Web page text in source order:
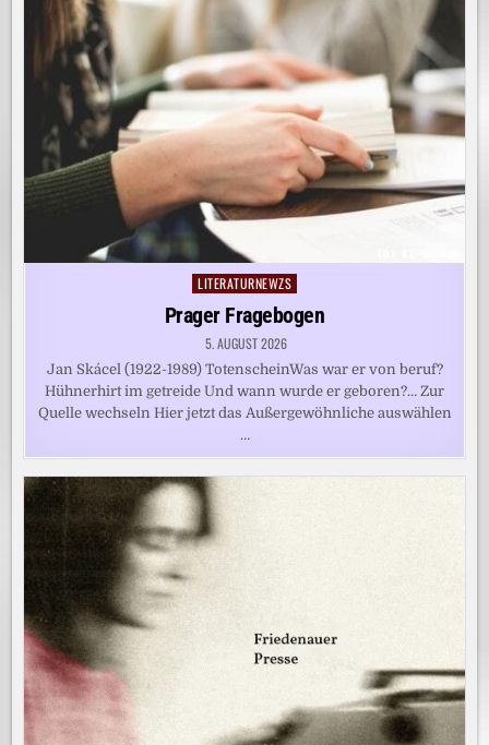
Posted
LITERATURNEWZS
Prager Fragebogen
5. AUGUST 2026
Jan Skácel (1922-1989) TotenscheinWas war er von beruf?
Hühnerhirt im getreide Und wann wurde er geboren?… Zur
Quelle wechseln Hier jetzt das Außergewöhnliche auswählen
…